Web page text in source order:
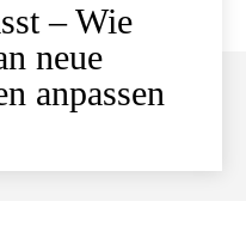
– Wie
neue
anpassen